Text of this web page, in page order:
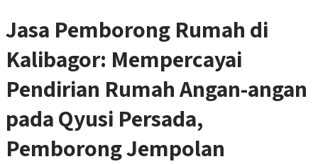
Jasa Pemborong Rumah di
Kalibagor: Mempercayai
Pendirian Rumah Angan-angan
pada Qyusi Persada,
Pemborong Jempolan